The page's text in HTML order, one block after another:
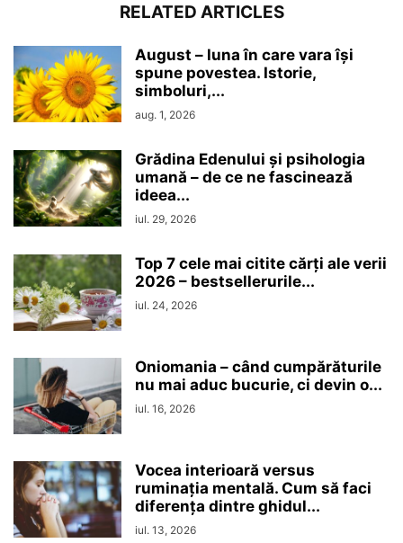
RELATED ARTICLES
August – luna în care vara își
spune povestea. Istorie,
simboluri,...
aug. 1, 2026
Grădina Edenului și psihologia
umană – de ce ne fascinează
ideea...
iul. 29, 2026
Top 7 cele mai citite cărți ale verii
2026 – bestsellerurile...
iul. 24, 2026
Oniomania – când cumpărăturile
nu mai aduc bucurie, ci devin o...
iul. 16, 2026
Vocea interioară versus
ruminaţia mentală. Cum să faci
diferența dintre ghidul...
iul. 13, 2026